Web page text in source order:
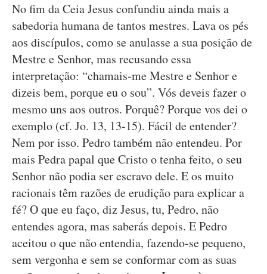
No fim da Ceia Jesus confundiu ainda mais a
sabedoria humana de tantos mestres. Lava os pés
aos discípulos, como se anulasse a sua posição de
Mestre e Senhor, mas recusando essa
interpretação: “chamais-me Mestre e Senhor e
dizeis bem, porque eu o sou”. Vós deveis fazer o
mesmo uns aos outros. Porquê? Porque vos dei o
exemplo (cf. Jo. 13, 13-15). Fácil de entender?
Nem por isso. Pedro também não entendeu. Por
mais Pedra papal que Cristo o tenha feito, o seu
Senhor não podia ser escravo dele. E os muito
racionais têm razões de erudição para explicar a
fé? O que eu faço, diz Jesus, tu, Pedro, não
entendes agora, mas saberás depois. E Pedro
aceitou o que não entendia, fazendo-se pequeno,
sem vergonha e sem se conformar com as suas